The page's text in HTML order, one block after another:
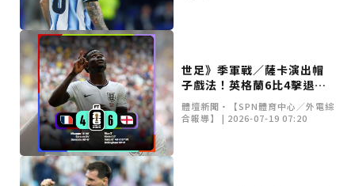
世足》季軍戰／薩卡演出帽
子戲法！英格蘭6比4擊退法
國奪銅牌
體壇新聞•【SPN體育中心／外電綜
合報導】 | 2026-07-19 07:20